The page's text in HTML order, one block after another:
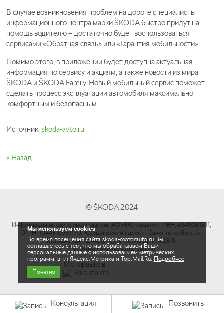
Консультация Позвонить
Мы используем cookies
Во время посещения сайта skoda-motorauto.ru Вы
соглашаетесь с тем, что мы обрабатываем Ваши
персональные данные с использованием метрических
программ, в т.ч Яндекс.Метрика и Top.Mail.Ru. Подробнее
Понятно
В случае возникновения проблем на дороге специалисты
информационного центра марки ŠKODA быстро придут на
помощь водителю – достаточно будет воспользоваться
сервисами «Обратная связь» или «Гарантия мобильности».
Помимо этого, в приложении будет доступна актуальная
информация по сервису и акциям, а также новости из мира
ŠKODA и ŠKODA Family. Новый мобильный сервис поможет
сделать процесс эксплуатации автомобиля максимально
комфортным и безопасным.
Источник:skoda-avto.ru
« Назад
© ŠKODA 2024
Информация на сайте представлена АО «Моторавто», ИНН: 4345081311,
ОГРН: 1044316531170. Юридический адрес: г. Cанкт-петербург, ул.
Мытнинская, 12/44, литер а, эт/п/п/оф 1/1н/28/9.
Политика конфиденциальности
Моторавто в